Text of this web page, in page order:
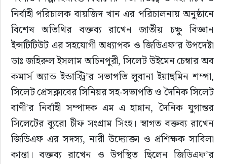
নির্বাহী পরিচালক বায়জিদ খান এর পরিচালনায় অনুষ্ঠানে
বিশেষ অতিথির বক্তব্য রাখেন জাতীয় চক্ষু বিজ্ঞান
ইন্সটিটিউট এর সহযোগী অধ্যাপক ও জিডিএফ’র উপদেষ্টা
ডাঃ জহিরুল ইসলাম অচিনপুরী, সিলেট উইমেন চেম্বার অব
কমার্স অ্যান্ড ইন্ডাস্ট্রি’র সভাপতি লুবানা ইয়াছমিন শম্পা,
সিলেট প্রেসক্লাবের সিনিয়র সহ-সভাপতি ও দৈনিক সিলেট
বাণী’র নির্বাহী সম্পাদক এম এ হান্নান, দৈনিক যুগান্তর
সিলেটের ব্যুরো চীফ সংগ্রাম সিংহ। স্বাগত বক্তব্য রাখেন
জিডিএফ এর সদস্য, নারী উদ্যোক্তা ও প্রশিক্ষক সাবিলা
কান্তা। বক্তব্য রাখেন ও উপস্থিত ছিলেন জিডিএফ’র